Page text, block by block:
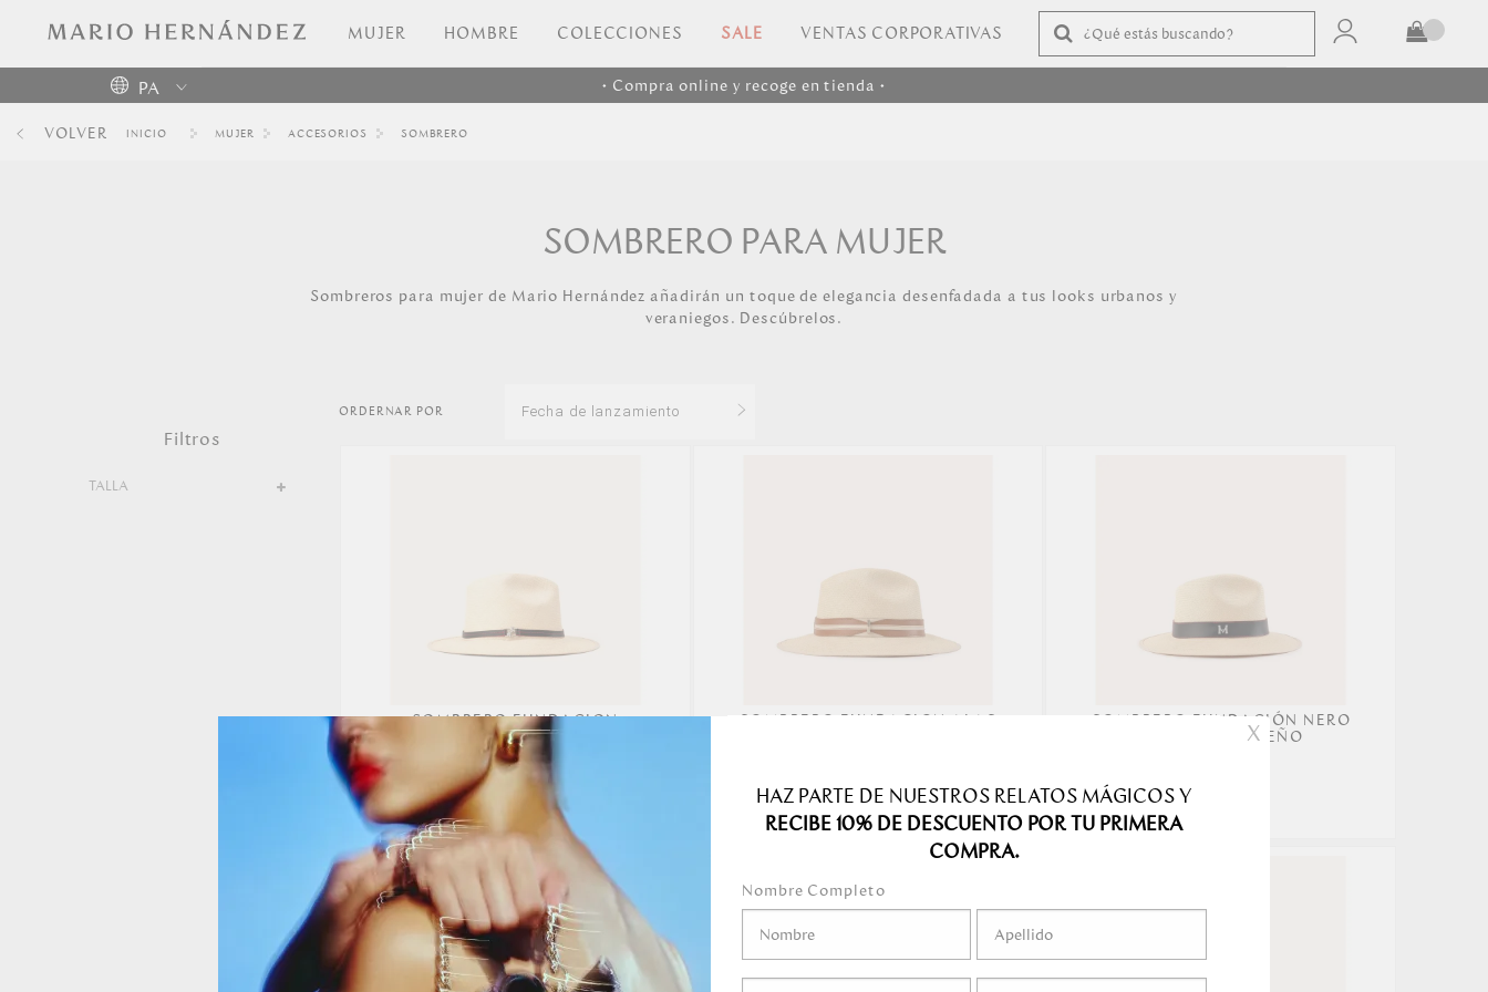
MUJER HOMBRE COLECCIONES SALE VENTAS CORPORATIVAS
PA
Colombia
• Compra online y recoge en tienda •
VOLVER MUJER ACCESORIOS SOMBRERO
SOMBRERO PARA MUJER
Sombreros para mujer de Mario Hernández añadirán un toque de elegancia desenfadada a tus looks urbanos y
veraniegos. Descúbrelos.
Filtros
TALLA
ORDERNAR POR Fecha de lanzamiento
Mejor Valoradas
Z - A
Mejor descuento
Relevancia
SOMBRERO FUNDACION
UNICORNIO TORO AGUADEÑO
239.00
SOMBRERO FUNDACION ALAS SOMBRERO FUNDACIÓN NERO
ROSSO AGUADEÑO
X
HAZ PARTE DE NUESTROS RELATOS MÁGICOS Y
RECIBE 10% DE DESCUENTO POR TU PRIMERA
COMPRA.
Nombre Completo